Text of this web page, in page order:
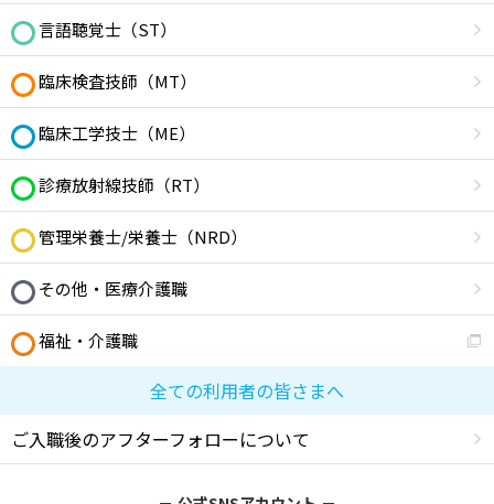
言語聴覚士（ST）
臨床検査技師（MT）
臨床工学技士（ME）
診療放射線技師（RT）
管理栄養士/栄養士（NRD）
その他・医療介護職
福祉・介護職
全ての利用者の皆さまへ
ご入職後のアフターフォローについて